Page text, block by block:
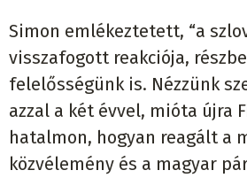
Simon emlékeztetett, “a
visszafogott reakciója,
felelősségünk is. Nézzünk
azzal a két évvel, mióta újra
hatalmon, hogyan reagált a
közvélemény és a magyar